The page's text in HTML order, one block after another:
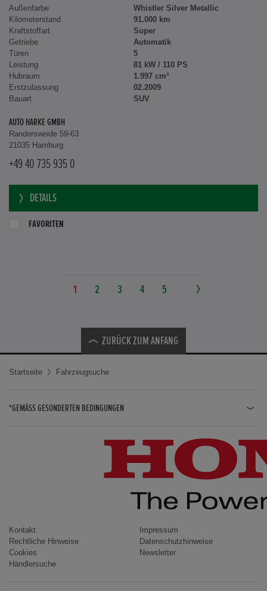
Außenfarbe
Whistler Silver Metallic
Kilometerstand
91.000 km
Kraftstoffart
Super
Getriebe
Automatik
Türen
5
Leistung
81 kW / 110 PS
Hubraum
1.997 cm³
Erstzulassung
02.2009
Bauart
SUV
AUTO HARKE GMBH
Randersweide 59-63
21035 Hamburg
+49 40 735 935 0
DETAILS
FAVORITEN
1 2 3 4 5
ZURÜCK ZUM ANFANG
Startseite Fahrzeugsuche
*GEMÄSS GESONDERTEN BEDINGUNGEN
CIVIC / CIVIC LIMOUSINE
INSIGHT
ACCORD
Kontakt
Impressum
Rechtliche Hinweise
Datenschutzhinweise
Cookies
Newsletter
Händlersuche